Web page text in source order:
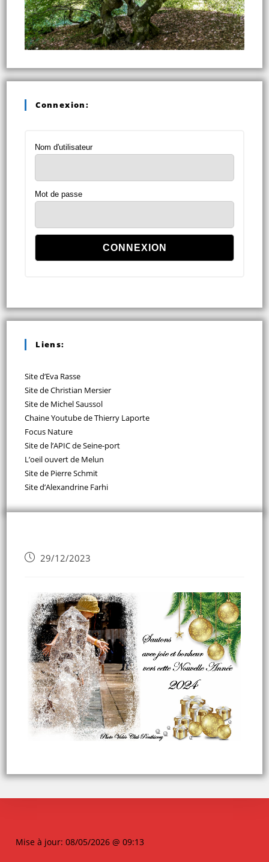
Connexion:
Nom d'utilisateur
Mot de passe
Liens:
Site d’Eva Rasse
Site de Christian Mersier
Site de Michel Saussol
Chaine Youtube de Thierry Laporte
Focus Nature
Site de l’APIC de Seine-port
L’oeil ouvert de Melun
Site de Pierre Schmit
Site d’Alexandrine Farhi
29/12/2023
Mise à jour: 08/05/2026 @ 09:13